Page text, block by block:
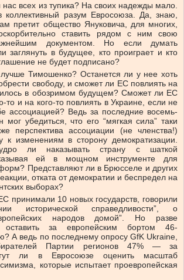
нас всех из тупика? На своих надежды мало.
коллективный разум Евросоюза. Да, знаю,
претит общество Януковича, для многих,
ставить рядом с ним свою
документом. Но если думать
заглянуть в будущее, кто проиграет и кто
не будет подписано?
лучше Тимошенко? Останется ли у нее хоть
свободу, и сможет ли ЕС повлиять на
в обозримом будущем? Сможет ли ЕС
то и на кого-то повлиять в Украине, если не
ассоциацией? Ведь за последние восемь-
мог убедиться, что его “мягкая сила” таки
перспектива ассоциации (не членства!)
к изменениям в сторону демократизации.
ли наказывать страну с шаткой
ей в мощном инструменте для
Представляют ли в Брюсселе и других
отката от демократии и беспредел на
выборах?
принимали 10 новых государств, говорили
исторической справедливости”, о
народов домой”. Но разве
за европейским бортом 46-
А ведь по последнему опросу GfK Ukraine,
Партии регионов 47% — за
ли в Евросоюзе оценить масштаб
которые испытает проевропейская